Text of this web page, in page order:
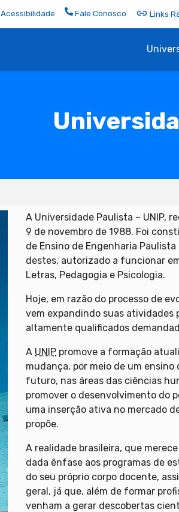
Acessibilidade Fale Conosco Links
A Universidade Paulista – UNIP,
9 de novembro de 1988. Foi
de Ensino de Engenharia
destes, autorizado a funcionar
Letras, Pedagogia e Psicologia.
Hoje, em razão do processo de
vem expandindo suas atividades
altamente qualificados
A UNIP promove a formação
mudança, por meio de um
futuro, nas áreas das ciências
promover o desenvolvimento do
uma inserção ativa no mercado
propõe.
A realidade brasileira, que
dada ênfase aos programas de
do seu próprio corpo docente,
geral, já que, além de formar
venham a gerar descobertas